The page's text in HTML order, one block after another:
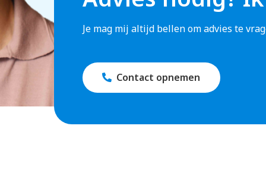
Je mag mij altijd bellen om advies te
Contact opnemen